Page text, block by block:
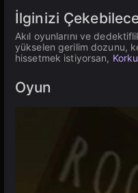
İlginizi
Akıl oyunlarını ve
yükselen gerilim dozunu,
hissetmek istiyorsan, Korku
Oyun